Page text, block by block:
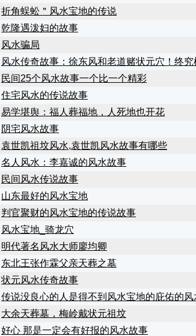
折角蜈蚣＂风水宝地的传说
乾隆遇泼妇的故事
风水骗局
风水传奇故事：徐东风和老道赌状元穴！终
民间25个风水故事一个比一个精彩
住宅风水的传说故事
易学堪舆：福人葬福地，人死地也开花
阴宅风水故事
袁世凯祖坟风水,袁世凯风水故事有哪些
名人风水：李嘉诚的风水故事
民间风水传说故事
山东最好的风水宝地
判官聚财的风水宝地的传说故事
风水宝地_骑龙穴
明代著名风水大师廖均卿
东北王张作霖父亲天葬之墓
状元风水传奇故事
传说没良心的人是得不到风水宝地的庇佑的风
大余天葬墓，梅岭戴状元祖坟
好心 那是一定会有好报的风水故事